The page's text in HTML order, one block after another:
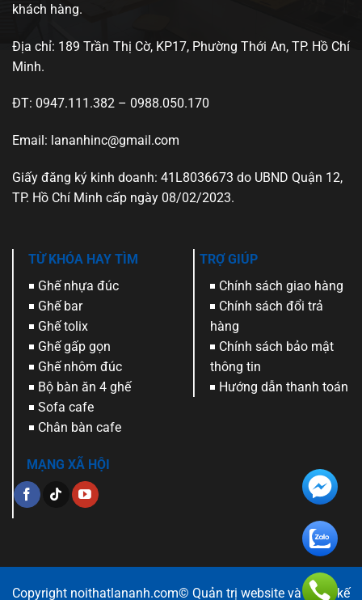
khách hàng.
Địa chỉ: 189 Trần Thị Cờ, KP17, Phường Thới An, TP. Hồ Chí
Minh.
ĐT: 0947.111.382 – 0988.050.170
Email: lananhinc@gmail.com
Giấy đăng ký kinh doanh: 41L8036673 do UBND Quận 12,
TP. Hồ Chí Minh cấp ngày 08/02/2023.
TỪ KHÓA HAY TÌM
Ghế nhựa đúc
Ghế bar
Ghế tolix
Ghế gấp gọn
Ghế nhôm đúc
Bộ bàn ăn 4 ghế
Sofa cafe
Chân bàn cafe
MẠNG XÃ HỘI
TRỢ GIÚP
Chính sách giao hàng
Chính sách đổi trả
hàng
Chính sách bảo mật
thông tin
Hướng dẫn thanh toán
Copyright noithatlananh.com© Quản trị website và Thiết kế